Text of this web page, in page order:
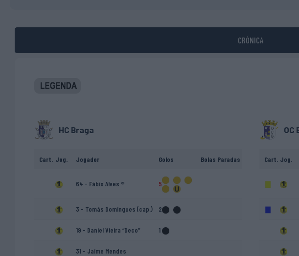
CRÓNICA
HC Braga
Cart. Jog. Jogador Golos Bolas Paradas
64 - Fábio Alves ® 5
3 - Tomás Domingues (cap.) 2
19 - Daniel Vieira “Deco” 1
31 - Jaime Mendes
OC
Cart. Jog.